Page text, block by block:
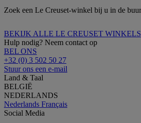
Zoek een Le Creuset-winkel bij u in de
BEKIJK ALLE LE CREUSET WINKELS
Hulp nodig? Neem contact op
BEL ONS
+32 (0) 3 502 50 27
Stuur ons een e-mail
Land & Taal
BELGIË
NEDERLANDS
Nederlands Français
Social Media